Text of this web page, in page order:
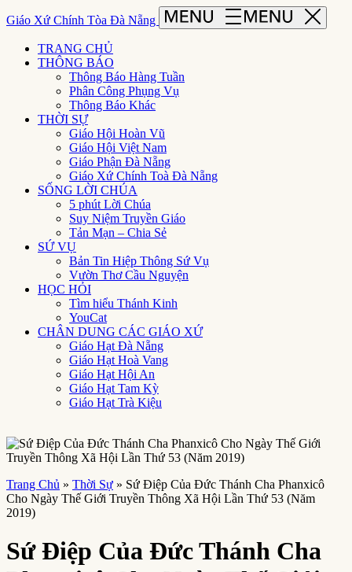
Giáo Xứ Chính Tòa Đà Nẵng
TRANG CHỦ
THÔNG BÁO
Thông Báo Hàng Tuần
Phân Công Phụng Vụ
Thông Báo Khác
THỜI SỰ
Giáo Hội Hoàn Vũ
Giáo Hội Việt Nam
Giáo Phận Đà Nẵng
Giáo Xứ Chính Toà Đà Nẵng
SỐNG LỜI CHÚA
5 phút Lời Chúa
Suy Niệm Truyền Giáo
Tản Mạn – Chia Sẻ
SỨ VỤ
Bản Tin Hiệp Thông Sứ Vụ
Vườn Thơ Cầu Nguyện
HỌC HỎI
Tìm hiểu Thánh Kinh
YouCat
CHÂN DUNG CÁC GIÁO XỨ
Giáo Hạt Đà Nẵng
Giáo Hạt Hoà Vang
Giáo Hạt Hội An
Giáo Hạt Tam Kỳ
Giáo Hạt Trà Kiệu
Trang Chủ » Thời Sự » Sứ Điệp Của Đức Thánh Cha Phanxicô
Cho Ngày Thế Giới Truyền Thông Xã Hội Lần Thứ 53 (Năm
2019)
Sứ Điệp Của Đức Thánh Cha